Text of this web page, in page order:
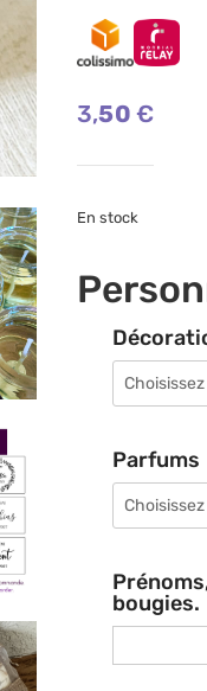
3,50€
En stock
Parfums
bougies.